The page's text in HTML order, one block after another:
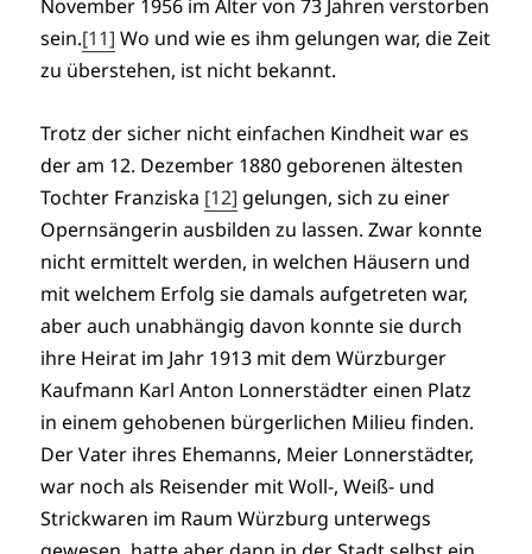
November 1956 im Alter von 73 Jahren verstorben
sein.[11] Wo und wie es ihm gelungen war, die Zeit
zu überstehen, ist nicht bekannt.
Trotz der sicher nicht einfachen Kindheit war es
der am 12. Dezember 1880 geborenen ältesten
Tochter Franziska [12] gelungen, sich zu einer
Opernsängerin ausbilden zu lassen. Zwar konnte
nicht ermittelt werden, in welchen Häusern und
mit welchem Erfolg sie damals aufgetreten war,
aber auch unabhängig davon konnte sie durch
ihre Heirat im Jahr 1913 mit dem Würzburger
Kaufmann Karl Anton Lonnerstädter einen Platz
in einem gehobenen bürgerlichen Milieu finden.
Der Vater ihres Ehemanns, Meier Lonnerstädter,
war noch als Reisender mit Woll-, Weiß- und
Strickwaren im Raum Würzburg unterwegs